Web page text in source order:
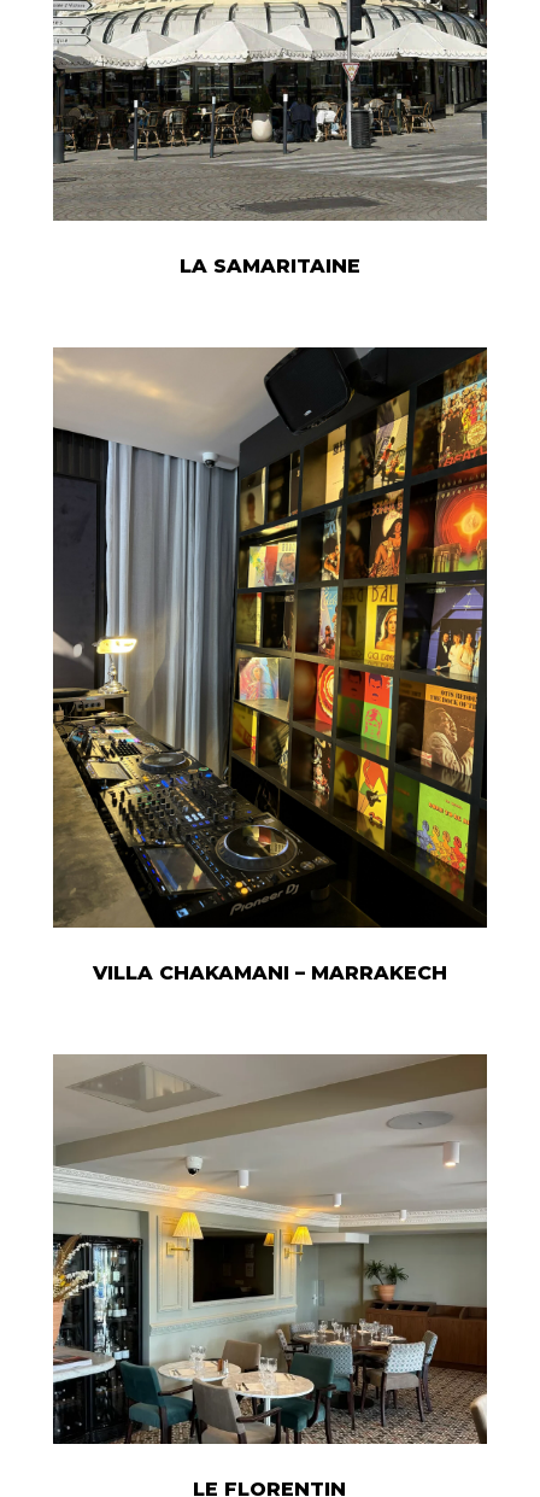
LA SAMARITAINE
VILLA CHAKAMANI – MARRAKECH
LE FLORENTIN